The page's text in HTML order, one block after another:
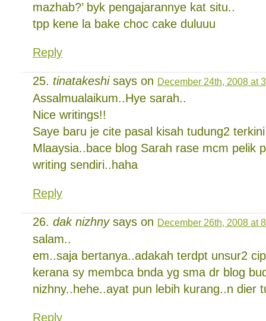
mazhab?’ byk pengajarannye kat situ..
tpp kene la bake choc cake duluuu
Reply
tinatakeshisays on December 24th, 2008 at
Assalmualaikum..Hye sarah..
Nice writings!!
Saye baru je cite pasal kisah tudung2
Mlaaysia..bace blog Sarah rase mcm pelik
writing sendiri..haha
Reply
dak nizhnysays on December 26th, 2008 at
salam..
em..saja bertanya..adakah terdpt unsur2
kerana sy membca bnda yg sma dr blog
nizhny..hehe..ayat pun lebih kurang..n dier
Reply